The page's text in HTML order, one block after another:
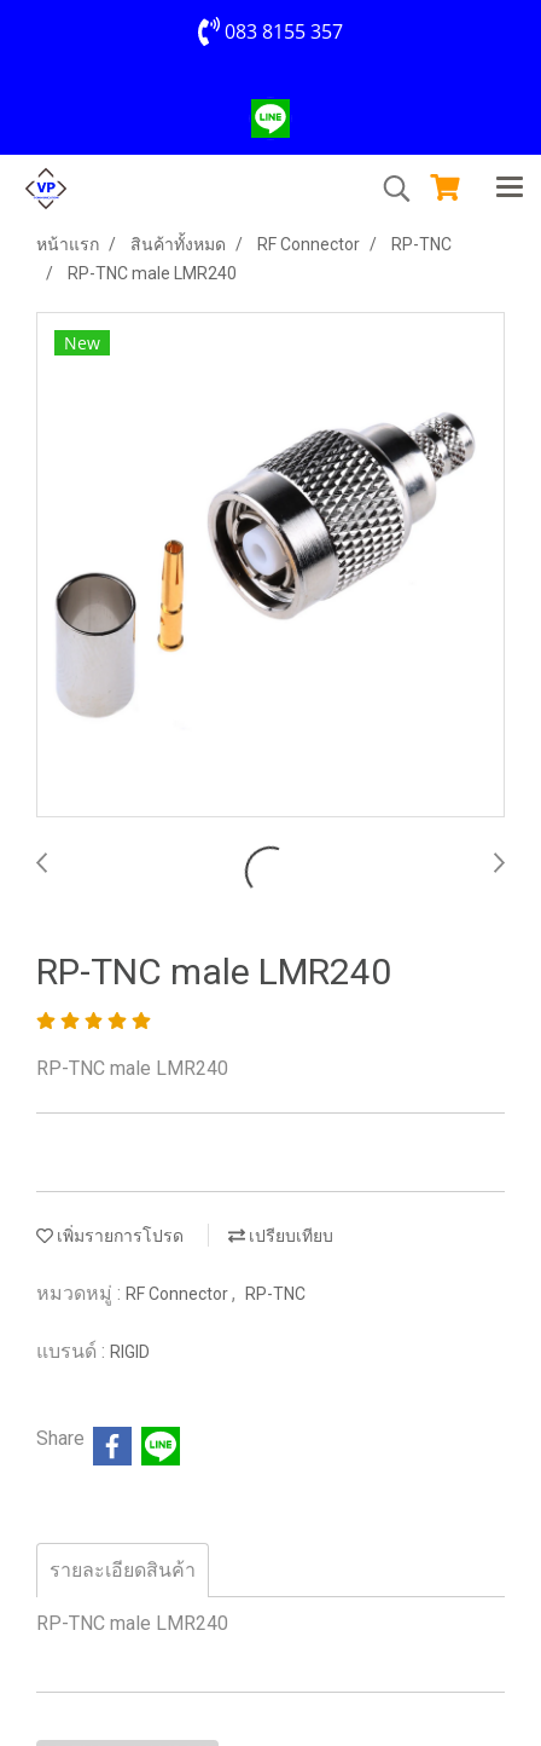
083 8155 357
หน้าแรก สินค้าทั้งหมด RF Connector
RP-TNC
RP-TNC male LMR240
New
RP-TNC male LMR240
RP-TNC male LMR240
เพิ่มรายการโปรด เปรียบเทียบ
หมวดหมู่ : RF Connector, RP-TNC
แบรนด์ : RIGID
Share
รายละเอียดสินค้า
RP-TNC male LMR240